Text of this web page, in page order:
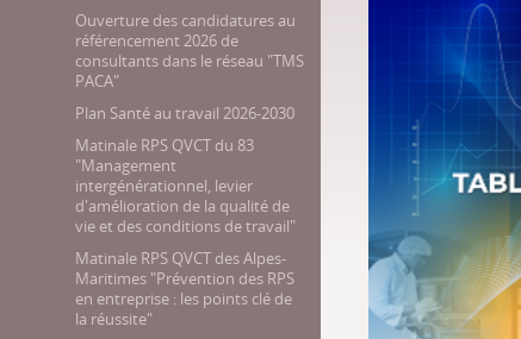
Ouverture des candidatures au
référencement 2026 de
consultants dans le réseau "TMS
PACA"
Plan Santé au travail 2026-2030
Matinale RPS QVCT du 83
"Management
intergénérationnel, levier
d'amélioration de la qualité de
vie et des conditions de travail"
Matinale RPS QVCT des Alpes-
Maritimes "Prévention des RPS
en entreprise : les points clé de
la réussite"